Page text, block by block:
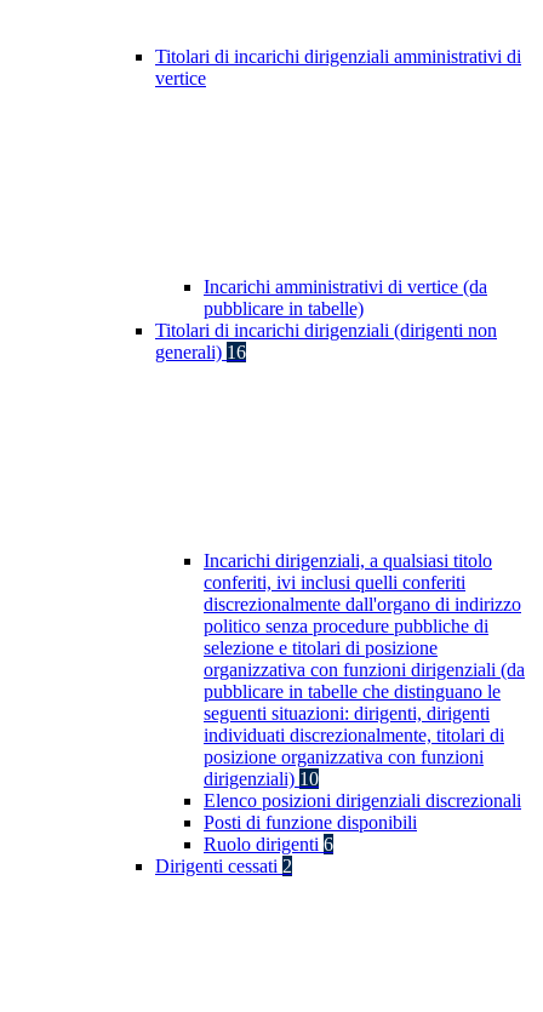
Titolari di incarichi dirigenziali amministrativi di
vertice
Incarichi amministrativi di vertice (da
pubblicare in tabelle)
Titolari di incarichi dirigenziali (dirigenti non
generali) 16
Incarichi dirigenziali, a qualsiasi titolo
conferiti, ivi inclusi quelli conferiti
discrezionalmente dall'organo di indirizzo
politico senza procedure pubbliche di
selezione e titolari di posizione
organizzativa con funzioni dirigenziali (da
pubblicare in tabelle che distinguano le
seguenti situazioni: dirigenti, dirigenti
individuati discrezionalmente, titolari di
posizione organizzativa con funzioni
dirigenziali) 10
Elenco posizioni dirigenziali discrezionali
Posti di funzione disponibili
Ruolo dirigenti 6
Dirigenti cessati 2